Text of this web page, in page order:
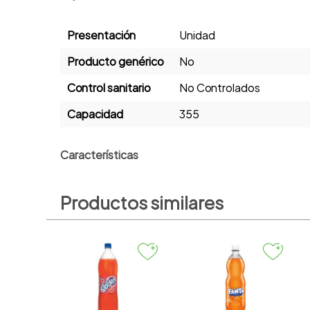
Presentación
Unidad
Producto genérico
No
Control sanitario
No Controlados
Capacidad
355
Características
Productos similares